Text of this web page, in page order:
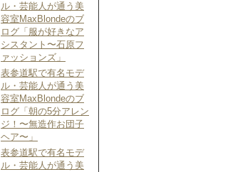
ル・芸能人が通う美
容室MaxBlondeのブ
ログ「服が好きなア
シスタント〜石原フ
ァッションズ」
表参道駅で有名モデ
ル・芸能人が通う美
容室MaxBlondeのブ
ログ「朝の5分アレン
ジ！〜無造作お団子
ヘア〜」
表参道駅で有名モデ
ル・芸能人が通う美